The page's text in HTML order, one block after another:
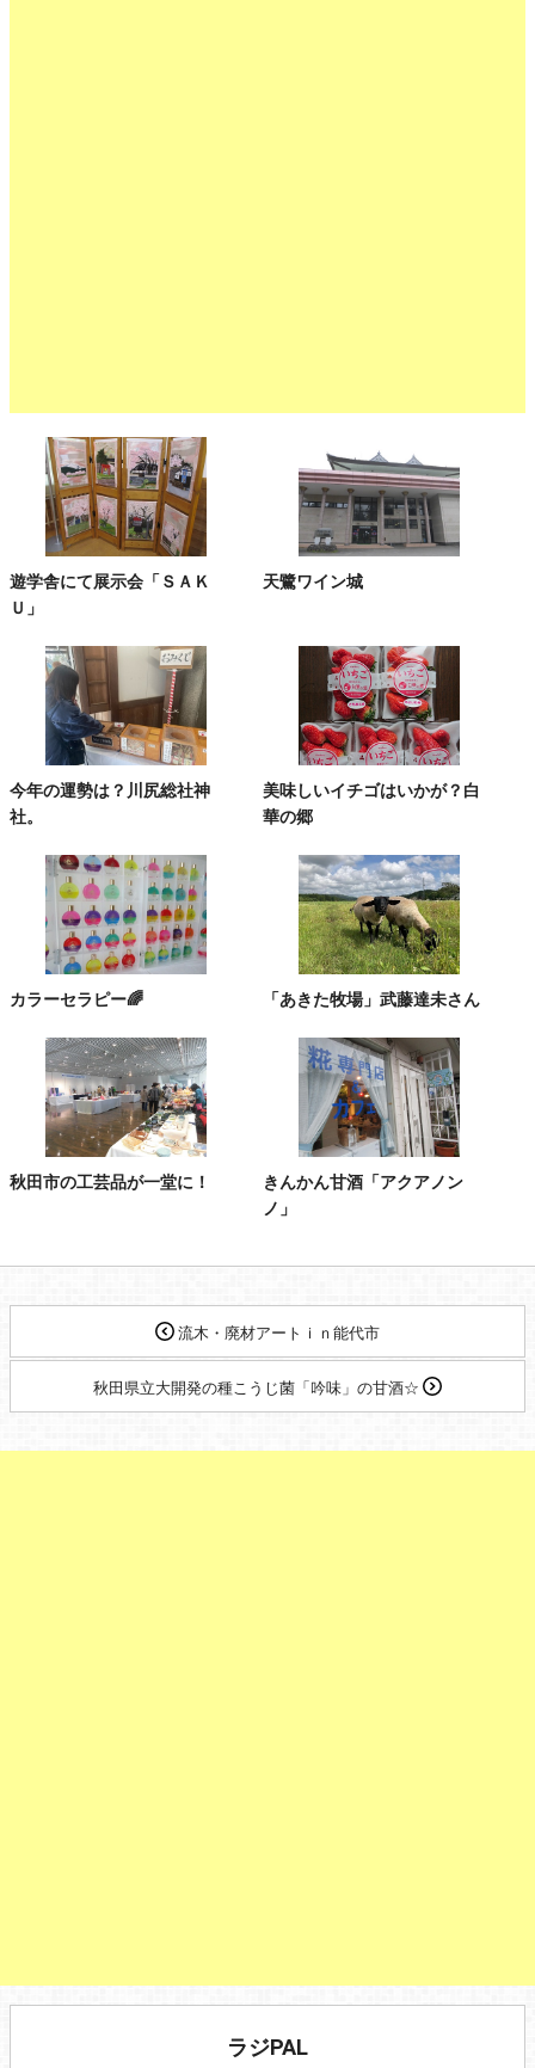
遊学舎にて展示会「ＳＡＫ
Ｕ」
天鷺ワイン城
今年の運勢は？川尻総社神
社。
美味しいイチゴはいかが？白
華の郷
カラーセラピー🌈 「あきた牧場」武藤達未さん
秋田市の工芸品が一堂に！
きんかん甘酒「アクアノン
ノ」
流木・廃材アートｉｎ能代市
秋田県立大開発の種こうじ菌「吟味」の甘酒☆
ラジPAL